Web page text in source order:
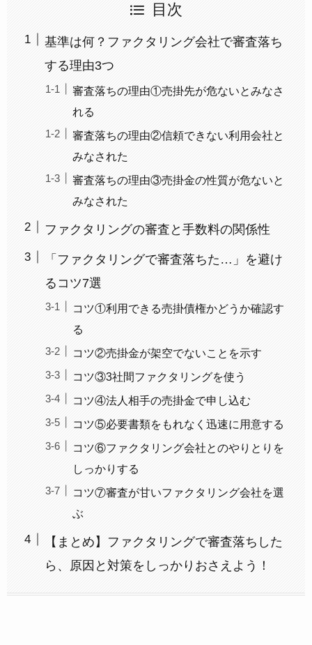
目次
基準は何？ファクタリング会社で審査落ち
する理由3つ
審査落ちの理由①売掛先が危ないとみなさ
れる
審査落ちの理由②信頼できない利用会社と
みなされた
審査落ちの理由③売掛金の性質が危ないと
みなされた
ファクタリングの審査と手数料の関係性
「ファクタリングで審査落ちた…」を避け
るコツ7選
コツ①利用できる売掛債権かどうか確認す
る
コツ②売掛金が架空でないことを示す
コツ③3社間ファクタリングを使う
コツ④法人相手の売掛金で申し込む
コツ⑤必要書類をもれなく迅速に用意する
コツ⑥ファクタリング会社とのやりとりを
しっかりする
コツ⑦審査が甘いファクタリング会社を選
ぶ
【まとめ】ファクタリングで審査落ちした
ら、原因と対策をしっかりおさえよう！